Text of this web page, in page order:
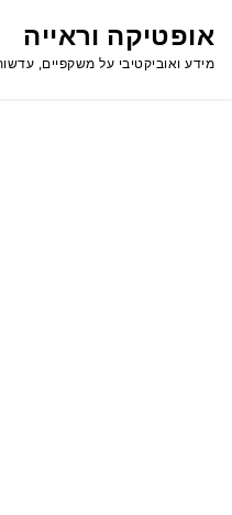
לתוכןאופטיקה וראייה
מידע ואוביקטיבי על משקפיים,